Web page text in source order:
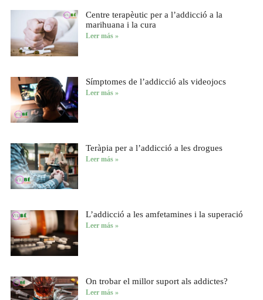
Centre terapèutic per a l’addicció a la
marihuana i la cura
Leer más »
Símptomes de l’addicció als videojocs
Leer más »
Teràpia per a l’addicció a les drogues
Leer más »
L’addicció a les amfetamines i la superació
Leer más »
On trobar el millor suport als addictes?
Leer más »